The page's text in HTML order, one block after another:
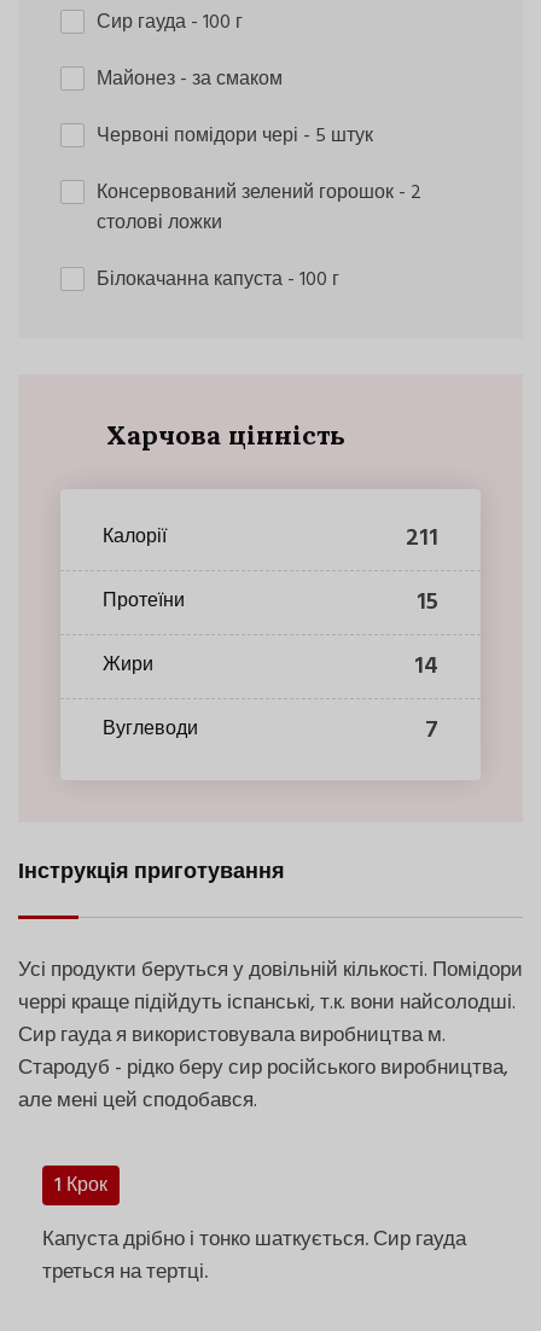
Сир гауда- 100 г
Майонез- за смаком
Червоні помідори чері - 5 штук
Консервований зелений горошок- 2
столові ложки
Білокачанна капуста- 100 г
Харчова цінність
Калорії 211
Протеїни 15
Жири 14
Вуглеводи 7
Інструкція приготування
Усі продукти беруться у довільній кількості. Помідори
черрі краще підійдуть іспанські, т.к. вони найсолодші.
Сир гауда я використовувала виробництва м.
Стародуб - рідко беру сир російського виробництва,
але мені цей сподобався.
1 Крок
Капуста дрібно і тонко шаткується. Сир гауда
треться на тертці.